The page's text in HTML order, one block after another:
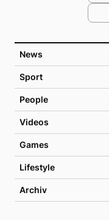
News
Sport
People
Videos
Games
Lifestyle
Archiv